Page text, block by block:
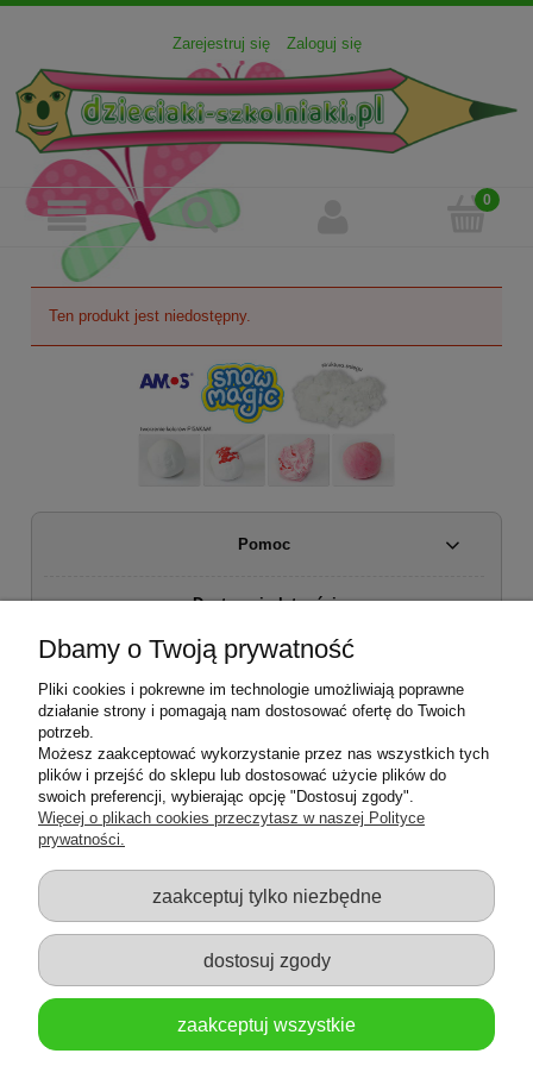
Zarejestruj się Zaloguj się
Ten produkt jest niedostępny.
Pomoc
Dostawa i płatności
Moje konto
Regulamin sklepu
Zwroty i reklamacje
Dbamy o Twoją prywatność
Pliki cookies i pokrewne im technologie umożliwiają poprawne
działanie strony i pomagają nam dostosować ofertę do Twoich
potrzeb.
Możesz zaakceptować wykorzystanie przez nas wszystkich tych
plików i przejść do sklepu lub dostosować użycie plików do
swoich preferencji, wybierając opcję "Dostosuj zgody".
Więcej o plikach cookies przeczytasz w naszej Polityce
prywatności.
zaakceptuj tylko niezbędne
dostosuj zgody
zaakceptuj wszystkie